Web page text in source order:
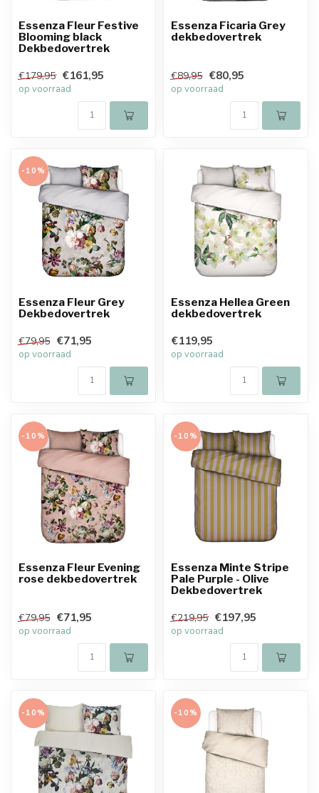
Essenza Fleur Festive
Blooming black
Dekbedovertrek
€179,95 €161,95
op voorraad
Essenza Ficaria Grey
dekbedovertrek
€89,95 €80,95
op voorraad
-10%
Essenza Fleur Grey
Dekbedovertrek
€79,95 €71,95
op voorraad
Essenza Hellea Green
dekbedovertrek
€119,95
op voorraad
-10%
Essenza Fleur Evening
rose dekbedovertrek
€79,95 €71,95
op voorraad
-10%
Essenza Minte Stripe
Pale Purple - Olive
Dekbedovertrek
€219,95 €197,95
op voorraad
-10% -10%